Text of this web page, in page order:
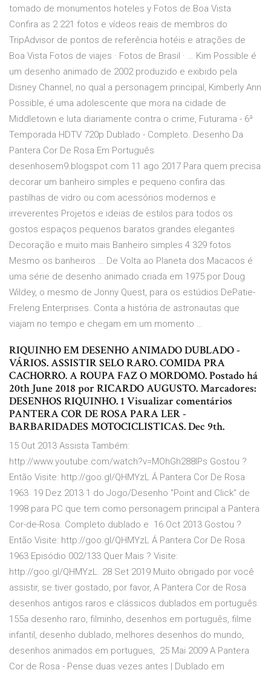
tomado de monumentos hoteles y Fotos de Boa Vista
Confira as 2 221 fotos e vídeos reais de membros do
TripAdvisor de pontos de referência hotéis e atrações de
Boa Vista Fotos de viajes · Fotos de Brasil · … Kim Possible é
um desenho animado de 2002 produzido e exibido pela
Disney Channel, no qual a personagem principal, Kimberly Ann
Possible, é uma adolescente que mora na cidade de
Middletown e luta diariamente contra o crime, Futurama - 6ª
Temporada HDTV 720p Dublado - Completo. Desenho Da
Pantera Cor De Rosa Em Português
desenhosem9.blogspot.com 11 ago 2017 Para quem precisa
decorar um banheiro simples e pequeno confira das
pastilhas de vidro ou com acessórios modernos e
irreverentes Projetos e ideias de estilos para todos os
gostos espaços pequenos baratos grandes elegantes
Decoração e muito mais Banheiro simples 4 329 fotos
Mesmo os banheiros … De Volta ao Planeta dos Macacos é
uma série de desenho animado criada em 1975 por Doug
Wildey, o mesmo de Jonny Quest, para os estúdios DePatie-
Freleng Enterprises. Conta a história de astronautas que
viajam no tempo e chegam em um momento …
RIQUINHO EM DESENHO ANIMADO DUBLADO -
VÁRIOS. ASSISTIR SELO RARO. COMIDA PRA
CACHORRO. A ROUPA FAZ O MORDOMO. Postado há
20th June 2018 por RICARDO AUGUSTO. Marcadores:
DESENHOS RIQUINHO. 1 Visualizar comentários
PANTERA COR DE ROSA PARA LER -
BARBARIDADES MOTOCICLISTICAS. Dec 9th.
15 Out 2013 Assista Também:
http://www.youtube.com/watch?v=MOhGh288IPs Gostou ?
Então Visite: http://goo.gl/QHMYzL Á Pantera Cor De Rosa
1963 19 Dez 2013 1 do Jogo/Desenho "Point and Click" de
1998 para PC que tem como personagem principal a Pantera
Cor-de-Rosa. Completo dublado e 16 Oct 2013 Gostou ?
Então Visite: http://goo.gl/QHMYzL Á Pantera Cor De Rosa
1963 Episódio 002/133 Quer Mais ? Visite:
http://goo.gl/QHMYzL. 28 Set 2019 Muito obrigado por você
assistir, se tiver gostado, por favor, A Pantera Cor de Rosa
desenhos antigos raros e clássicos dublados em português
155a desenho raro, filminho, desenhos em português, filme
infantil, desenho dublado, melhores desenhos do mundo,
desenhos animados em portugues, 25 Mai 2009 A Pantera
Cor de Rosa - Pense duas vezes antes | Dublado em